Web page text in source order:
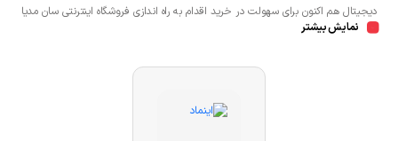
دیجیتال هم اکنون برای سهولت در خرید اقدام به راه اندازی فروشگاه اینترنتی سان مدیا
نموده است تا مشتریان عزیز یک خرید راحت و مطمئن با بهترین قیمت را تجربه
در اصفهان به صورت حضوری و یا اینترنتی اقدام نمائید.
نمایش بیشتر